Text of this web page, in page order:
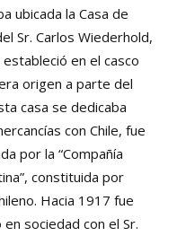
ubicada la Casa de
Sr. Carlos Wiederhold,
en el casco
origen a parte del
casa se dedicaba
con Chile, fue
por la “Compañía
constituida por
Hacia 1917 fue
sociedad con el Sr.